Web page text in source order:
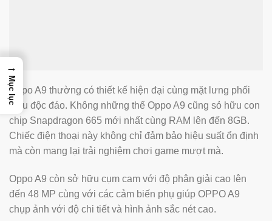
Oppo A9 thường có thiết kế hiện đại cùng mặt lưng phối
màu độc đáo. Không những thế Oppo A9 cũng sỏ hữu con
chip Snapdragon 665 mới nhất cùng RAM lên đến 8GB.
Chiếc điện thoại này không chỉ đảm bảo hiệu suất ổn định
mà còn mang lại trải nghiệm chơi game mượt mà.
Oppo A9 còn sở hữu cụm cam với độ phân giải cao lên
đến 48 MP cùng với các cảm biến phụ giúp OPPO A9
chụp ảnh với độ chi tiết và hình ảnh sắc nét cao.
→
Mục lục